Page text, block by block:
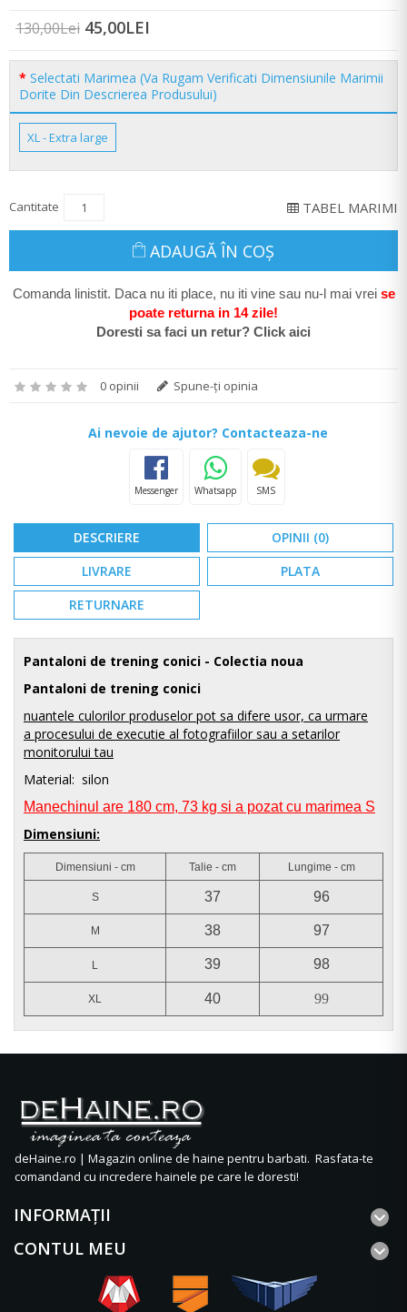
130,00Lei 45,00LEI
Selectati Marimea (Va Rugam Verificati Dimensiunile Marimii
Dorite Din Descrierea Produsului)
XL - Extra large
Cantitate TABEL MARIMI
ADAUGĂ ÎN COŞ
Comanda linistit. Daca nu iti place, nu iti vine sau nu-l mai vrei se
poate returna in 14 zile!
Doresti sa faci un retur? Click aici
0 opinii Spune-ţi opinia
Ai nevoie de ajutor? Contacteaza-ne
Messenger Whatsapp SMS
DESCRIERE
OPINII (0)
LIVRARE
PLATA
RETURNARE
Pantaloni de trening conici - Colectia noua
Pantaloni de trening conici
nuantele culorilor produselor pot sa difere usor, ca urmare
a procesului de executie al fotografiilor sau a setarilor
monitorului tau
Material: silon
Manechinul are 180 cm, 73 kg si a pozat cu marimea S
Dimensiuni:
Dimensiuni - cm Talie - cm Lungime - cm
S 37 96
M 38 97
L 39 98
XL 40 99
deHaine.ro | Magazin online de haine pentru barbati. Rasfata-te
comandand cu incredere hainele pe care le doresti!
INFORMAŢII
CONTUL MEU